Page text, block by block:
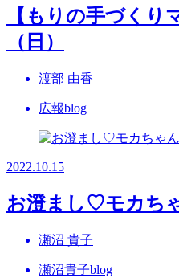
【もりの手づくり
（日）
渡部 由香
広報blog
2022.10.15
お澄まし♡モカち
瀬沼 貴子
瀬沼貴子blog